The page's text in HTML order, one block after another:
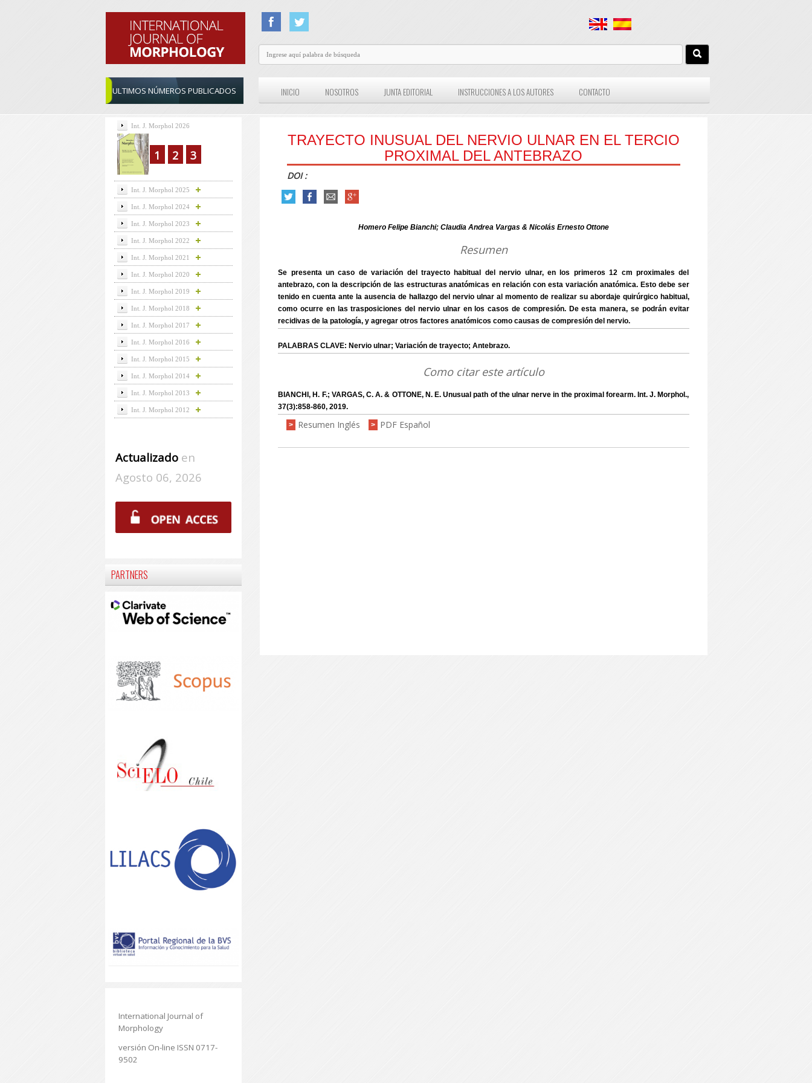
ULTIMOS NÚMEROS PUBLICADOS INICIO NOSOTROS JUNTA EDITORIAL INSTRUCCIONES A LOS AUTORES CONTACTO
TRAYECTO INUSUAL DEL NERVIO ULNAR EN EL TERCIO
PROXIMAL DEL ANTEBRAZO
DOI :
Homero Felipe Bianchi; Claudia Andrea Vargas & Nicolás Ernesto Ottone
Resumen
Se presenta un caso de variación del trayecto habitual del nervio ulnar, en los primeros 12 cm proximales del
antebrazo, con la descripción de las estructuras anatómicas en relación con esta variación anatómica. Esto debe ser
tenido en cuenta ante la ausencia de hallazgo del nervio ulnar al momento de realizar su abordaje quirúrgico habitual,
como ocurre en las trasposiciones del nervio ulnar en los casos de compresión. De esta manera, se podrán evitar
recidivas de la patología, y agregar otros factores anatómicos como causas de compresión del nervio.
PALABRAS CLAVE: Nervio ulnar; Variación de trayecto; Antebrazo.
Como citar este artículo
BIANCHI, H. F.; VARGAS, C. A. & OTTONE, N. E. Unusual path of the ulnar nerve in the proximal forearm. Int. J. Morphol.,
37(3):858-860, 2019.
> Resumen Inglés > PDF Español
Int. J. Morphol 2026
1 2 3
Int. J. Morphol 2025
Int. J. Morphol 2024
Int. J. Morphol 2023
Int. J. Morphol 2022
Int. J. Morphol 2021
Int. J. Morphol 2020
Int. J. Morphol 2019
Int. J. Morphol 2018
Int. J. Morphol 2017
Int. J. Morphol 2016
Int. J. Morphol 2015
Int. J. Morphol 2014
Int. J. Morphol 2013
Int. J. Morphol 2012
Actualizadoen
Agosto 06, 2026
PARTNERS
International Journal of
Morphology
versión On-line ISSN 0717-
9502